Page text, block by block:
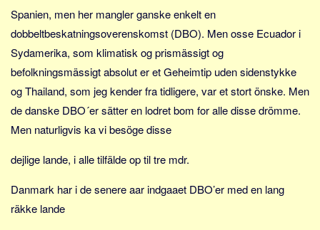
Job
Virksomhed
Investering
Pension og opsparing
Forbrug
Social sikring og sundhed
Alle
Aspekter
Spanien, men her mangler ganske enkelt en
dobbeltbeskatningsoverenskomst (DBO). Men osse Ecuador i
Sydamerika, som klimatisk og prismässigt og
befolkningsmässigt absolut er et Geheimtip uden sidenstykke
og Thailand, som jeg kender fra tidligere, var et stort önske. Men
de danske DBO´er sätter en lodret bom for alle disse drömme.
Men naturligvis ka vi besöge disse
dejlige lande, i alle tilfälde op til tre mdr.
Danmark har i de senere aar indgaaet DBO’er med en lang
räkke lande